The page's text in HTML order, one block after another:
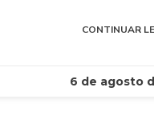
CONTINUAR
6 de agosto